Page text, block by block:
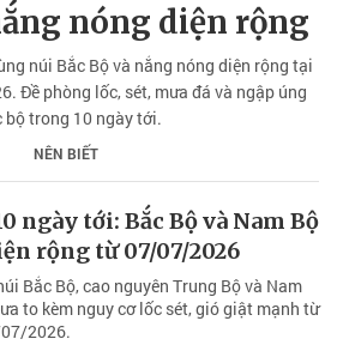
nóng diện rộng
núi Bắc Bộ và nắng nóng diện rộng tại
Đề phòng lốc, sét, mưa đá và ngập úng
bộ trong 10 ngày tới.
NÊN BIẾT
ngày tới: Bắc Bộ và Nam Bộ
rộng từ 07/07/2026
Bắc Bộ, cao nguyên Trung Bộ và Nam
to kèm nguy cơ lốc sét, gió giật mạnh từ
2026.